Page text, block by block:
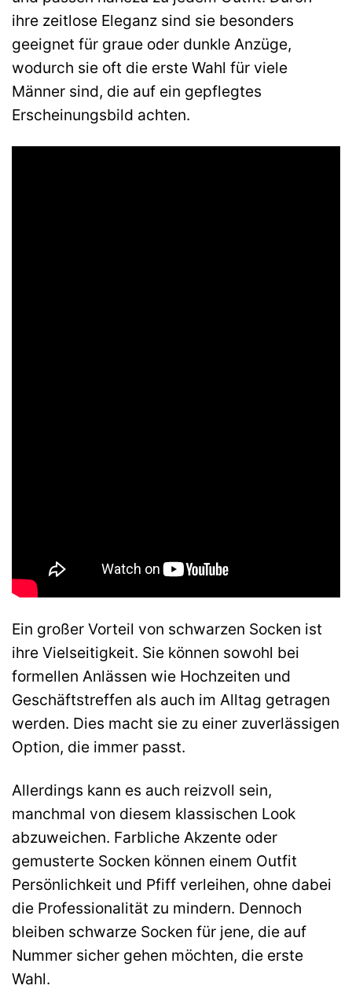
ihre zeitlose Eleganz sind sie besonders
geeignet für graue oder dunkle Anzüge,
wodurch sie oft die erste Wahl für viele
Männer sind, die auf ein gepflegtes
Erscheinungsbild achten.
Ein großer Vorteil von schwarzen Socken ist
ihre Vielseitigkeit. Sie können sowohl bei
formellen Anlässen wie Hochzeiten und
Geschäftstreffen als auch im Alltag getragen
werden. Dies macht sie zu einer zuverlässigen
Option, die immer passt.
Allerdings kann es auch reizvoll sein,
manchmal von diesem klassischen Look
abzuweichen. Farbliche Akzente oder
gemusterte Socken können einem Outfit
Persönlichkeit und Pfiff verleihen, ohne dabei
die Professionalität zu mindern. Dennoch
bleiben schwarze Socken für jene, die auf
Nummer sicher gehen möchten, die erste
Wahl.